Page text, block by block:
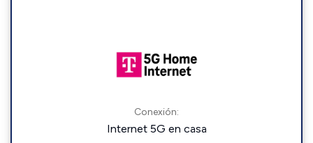
Conexión:
Internet 5G en casa